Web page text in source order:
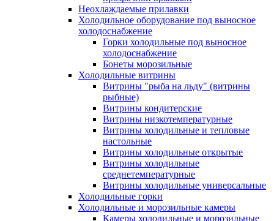
Неохлаждаемые прилавки
Холодильное оборудование под выносное
холодоснабжение
Горки холодильные под выносное
холодоснабжение
Бонеты морозильные
Холодильные витрины
Витрины "рыба на льду" (витрины
рыбные)
Витрины кондитерские
Витрины низкотемпературные
Витрины холодильные и тепловые
настольные
Витрины холодильные открытые
Витрины холодильные
среднетемпературные
Витрины холодильные универсальные
Холодильные горки
Холодильные и морозильные камеры
Камеры холодильные и морозильные